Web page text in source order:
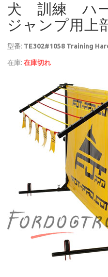
犬 訓練 ハ
ジャンプ用上
型番: TE302#1058 Training
在庫: 在庫切れ